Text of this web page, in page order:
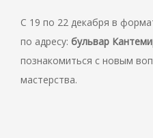
С 19 по 22 декабря в
по адресу: бульвар
познакомиться с новым
мастерства.